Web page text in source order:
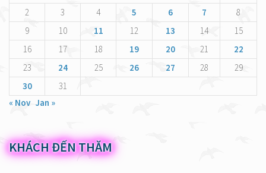
2
3 4 5 6 7
8
9
10 11 12 13 14
15
16
17 18 19 20 21
22
23
24 25 26 27 28
29
30
31
« Nov Jan »
KHÁCH ĐẾN THĂM